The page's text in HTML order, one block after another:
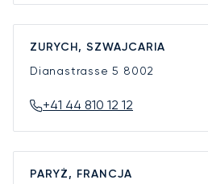
ZURYCH, SZWAJCARIA
Dianastrasse 5 8002
+41 44 810 12 12
PARYŻ, FRANCJA